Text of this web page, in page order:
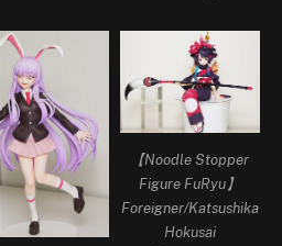
【Noodle Stopper
Figure FuRyu】
Foreigner/Katsushika
Hokusai